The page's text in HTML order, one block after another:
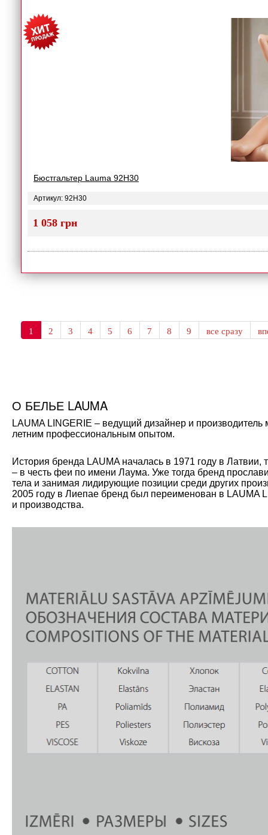
Бюстгальтер Lauma 92H30
Артикул: 92H30
1 058 грн
1 2 3 4 5 6 7 8 9 все сразу
О БЕЛЬЕ LAUMA
LAUMA LINGERIE – ведущий дизайнер и
летним профессиональным опытом.
История бренда LAUMA началась в 1971 году в
– в честь феи по имени Лаума. Уже тогда бренд
тела и занимая лидирующие позиции среди других
2005 году в Лиепае бренд был переименован в LAUMA
и производства.